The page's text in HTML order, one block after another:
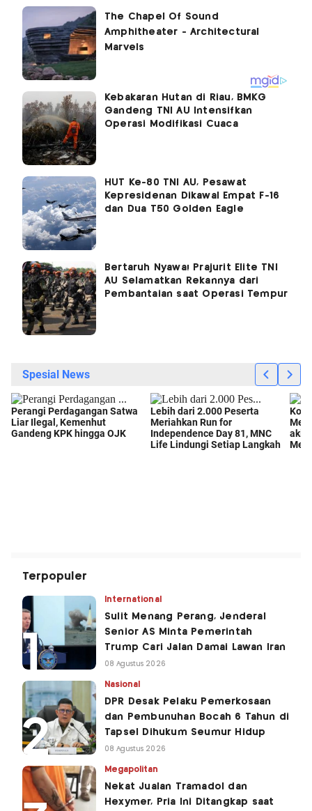
Kebakaran Hutan di Riau, BMKG
Gandeng TNI AU Intensifkan
Operasi Modifikasi Cuaca
HUT Ke-80 TNI AU, Pesawat
Kepresidenan Dikawal Empat F-16
dan Dua T50 Golden Eagle
Bertaruh Nyawa! Prajurit Elite TNI
AU Selamatkan Rekannya dari
Pembantaian saat Operasi Tempur
Terpopuler
International
Sulit Menang Perang, Jenderal
Senior AS Minta Pemerintah
Trump Cari Jalan Damai Lawan Iran
08 Agustus 2026
Nasional
DPR Desak Pelaku Pemerkosaan
dan Pembunuhan Bocah 6 Tahun di
Tapsel Dihukum Seumur Hidup
08 Agustus 2026
Megapolitan
Nekat Jualan Tramadol dan
Hexymer, Pria Ini Ditangkap saat